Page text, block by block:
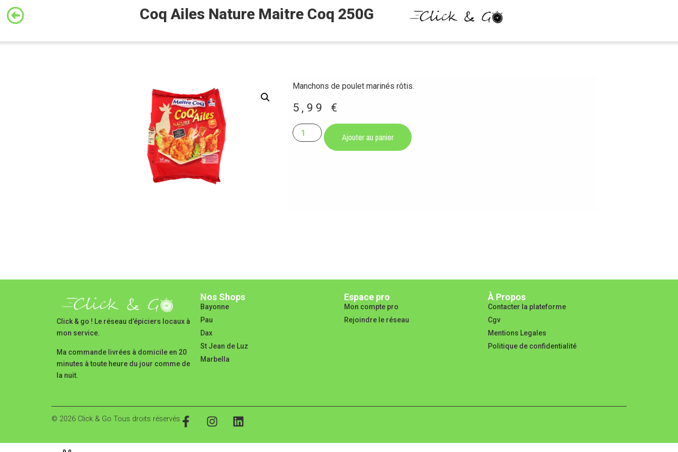
Coq Ailes Nature Maitre Coq 250G
Manchons de poulet marinés rôtis.
5,99 €
Ajouter au panier
Click & go ! Le réseau d’épiciers locaux à
mon service.
Ma commande livrées à domicile en 20
minutes à toute heure du jour comme de
la nuit.
Nos Shops
Bayonne
Pau
Dax
St Jean de Luz
Marbella
Espace pro
Mon compte pro
Rejoindre le réseau
À Propos
Contacter la plateforme
Cgv
Mentions Legales
Politique de confidentialité
© 2026 Click & Go Tous droits réservés